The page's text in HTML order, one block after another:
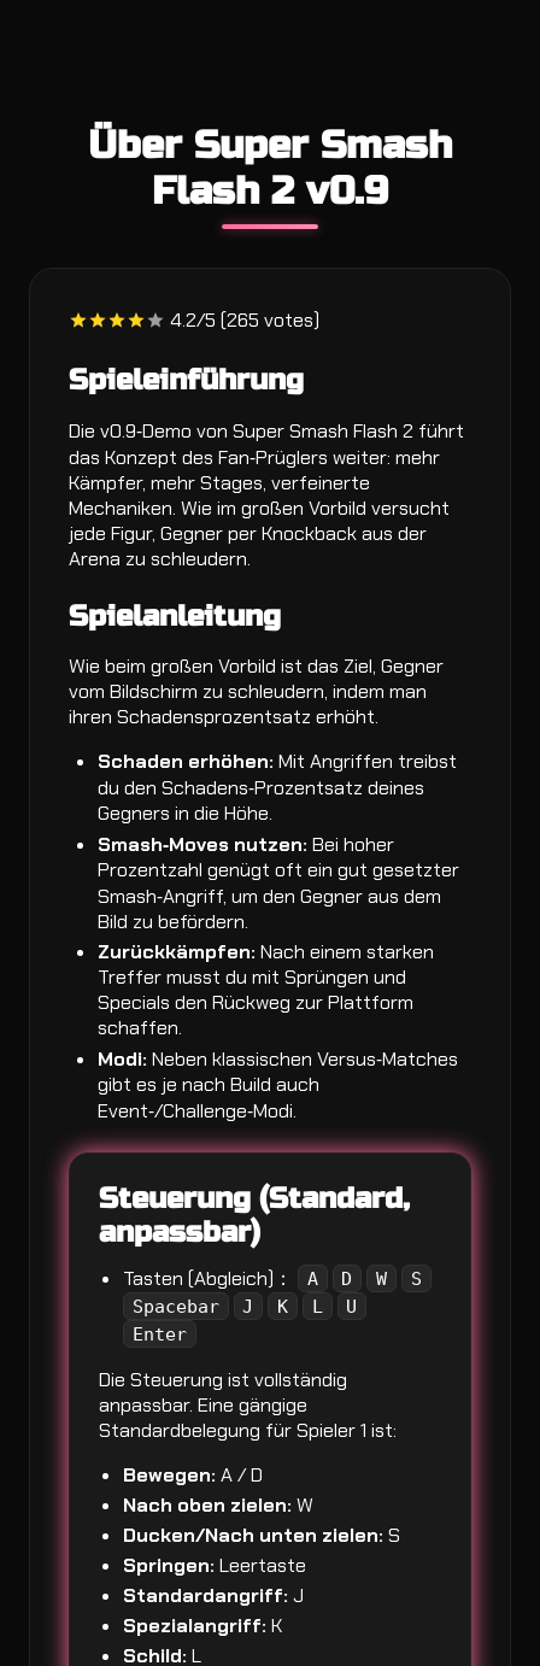
Über Super Smash
Flash 2 v0.9
4.2/5 (265 votes)
Spieleinführung
Die v0.9‑Demo von Super Smash Flash 2 führt
das Konzept des Fan‑Prüglers weiter: mehr
Kämpfer, mehr Stages, verfeinerte
Mechaniken. Wie im großen Vorbild versucht
jede Figur, Gegner per Knockback aus der
Arena zu schleudern.
Spielanleitung
Wie beim großen Vorbild ist das Ziel, Gegner
vom Bildschirm zu schleudern, indem man
ihren Schadensprozentsatz erhöht.
Schaden erhöhen: Mit Angriffen treibst
du den Schadens‑Prozentsatz deines
Gegners in die Höhe.
Smash‑Moves nutzen: Bei hoher
Prozentzahl genügt oft ein gut gesetzter
Smash‑Angriff, um den Gegner aus dem
Bild zu befördern.
Zurückkämpfen: Nach einem starken
Treffer musst du mit Sprüngen und
Specials den Rückweg zur Plattform
schaffen.
Modi: Neben klassischen Versus‑Matches
gibt es je nach Build auch
Event‑/Challenge‑Modi.
Steuerung (Standard,
anpassbar)
Tasten (Abgleich)： A D W
S
Spacebar
J K L
U
Enter
Die Steuerung ist vollständig
anpassbar. Eine gängige
Standardbelegung für Spieler 1 ist:
Bewegen: A / D
Nach oben zielen: W
Ducken/Nach unten zielen: S
Springen: Leertaste
Standardangriff: J
Spezialangriff: K
Schild: L